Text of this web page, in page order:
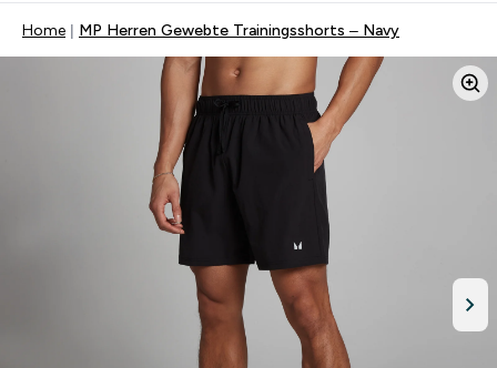
Home MP Herren Gewebte Trainingsshorts – Navy